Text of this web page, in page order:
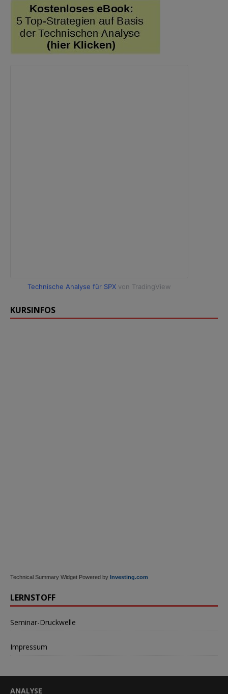
Technische Analyse für SPX von TradingView
KURSINFOS
Technical Summary Widget Powered by Investing.com
LERNSTOFF
Seminar-Druckwelle
Impressum
ANALYSE